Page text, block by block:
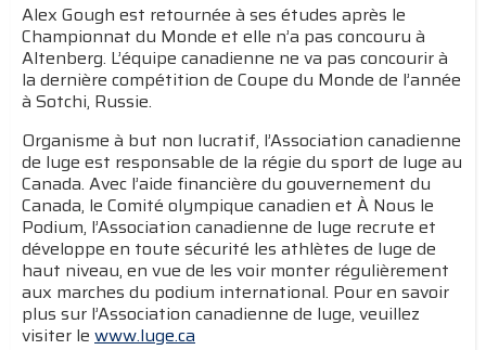
Alex Gough est retournée à ses études après le
Championnat du Monde et elle n’a pas concouru à
Altenberg. L’équipe canadienne ne va pas concourir à
la dernière compétition de Coupe du Monde de l’année
à Sotchi, Russie.
Organisme à but non lucratif, l’Association canadienne
de luge est responsable de la régie du sport de luge au
Canada. Avec l’aide financière du gouvernement du
Canada, le Comité olympique canadien et À Nous le
Podium, l’Association canadienne de luge recrute et
développe en toute sécurité les athlètes de luge de
haut niveau, en vue de les voir monter régulièrement
aux marches du podium international. Pour en savoir
plus sur l’Association canadienne de luge, veuillez
visiter le www.luge.ca